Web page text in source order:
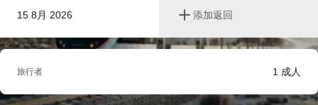
15 8月 2026 添加返回
旅行者 1 成人